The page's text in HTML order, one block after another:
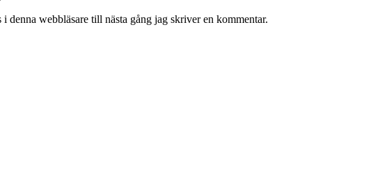
denna webbläsare till nästa gång jag skriver en kommentar.